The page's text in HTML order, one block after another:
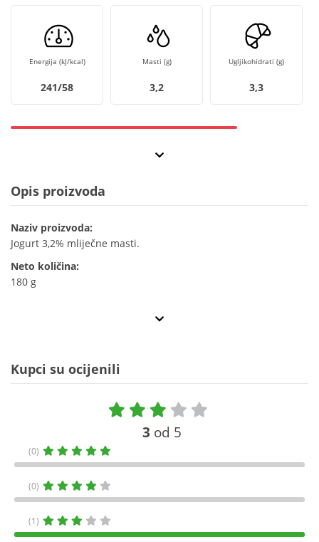
Energija (kJ/kcal)
241/58
Masti (g)
3,2
Ugljikohidrati (g)
3,3
Opis proizvoda
Naziv proizvoda:
Jogurt 3,2% mliječne masti.
Neto količina:
180 g
Kupci su ocijenili
3 od 5
(0)
(0)
(1)